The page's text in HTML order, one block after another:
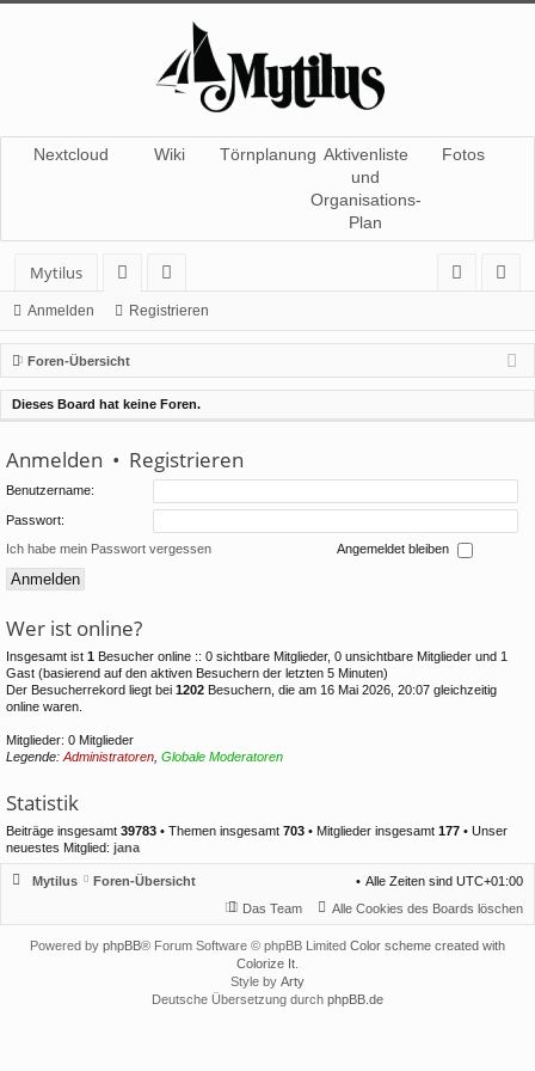
Nextcloud Wiki Törnplanung Aktivenliste
und
Organisations-
Plan
Fotos
Mytilus
or
en
itg
lie
de
r
m
el
de
ist
rie
re
Anmelden Registrieren
Foren-Übersicht
Dieses Board hat keine Foren.
Anmelden • Registrieren
Benutzername:
Passwort:
Ich habe mein Passwort vergessen Angemeldet bleiben
Wer ist online?
Insgesamt ist 1 Besucher online :: 0 sichtbare Mitglieder, 0 unsichtbare Mitglieder und 1
Gast (basierend auf den aktiven Besuchern der letzten 5 Minuten)
Der Besucherrekord liegt bei 1202 Besuchern, die am 16 Mai 2026, 20:07 gleichzeitig
online waren.
Mitglieder: 0 Mitglieder
Legende: Administratoren Globale Moderatoren
Statistik
Beiträge insgesamt 39783 • Themen insgesamt 703 • Mitglieder insgesamt 177 • Unser
neuestes Mitglied: jana
Mytilus Foren-Übersicht Alle Zeiten sind UTC+01:00
Alle Cookies des Boards löschen
Das Team
Powered by phpBB® Forum Software © phpBB Limited Color scheme created with
Colorize It
Style by Arty
Deutsche Übersetzung durch phpBB.de